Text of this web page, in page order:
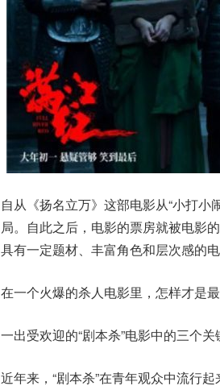
自从《扬名立万》这部电影从“小打小
局。自此之后，电影的票房就被电影
具有一定题材、丰富角色和层次感的电
在一个火爆的杀人电影里，怎样才是
一出受欢迎的“剧本杀”电影中的三个关
近年来，“剧本杀”在青年观众中流行起